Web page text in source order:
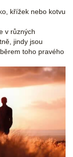
křížek nebo kotvu
v různých
jindy jsou
toho pravého